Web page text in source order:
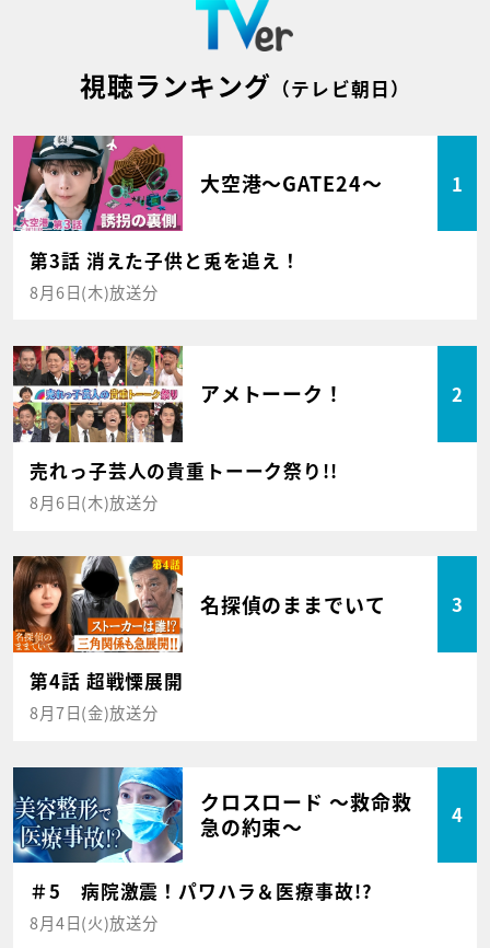
視聴ランキング （テレビ朝日）
大空港～GATE24～ 1
第3話 消えた子供と兎を追え！
8月6日(木)放送分
アメトーーク！ 2
売れっ子芸人の貴重トーーク祭り!!
8月6日(木)放送分
名探偵のままでいて 3
第4話 超戦慄展開
8月7日(金)放送分
クロスロード ～救命救
急の約束～
4
＃5 病院激震！パワハラ＆医療事故!?
8月4日(火)放送分